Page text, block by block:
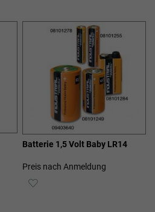
HINZUFÜGEN
Batterie 1,5 Volt Baby LR14
Preis nach Anmeldung
ZUR